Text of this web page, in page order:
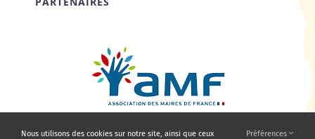
Nous utilisons des cookies sur notre site, ainsi que ceux Préférences